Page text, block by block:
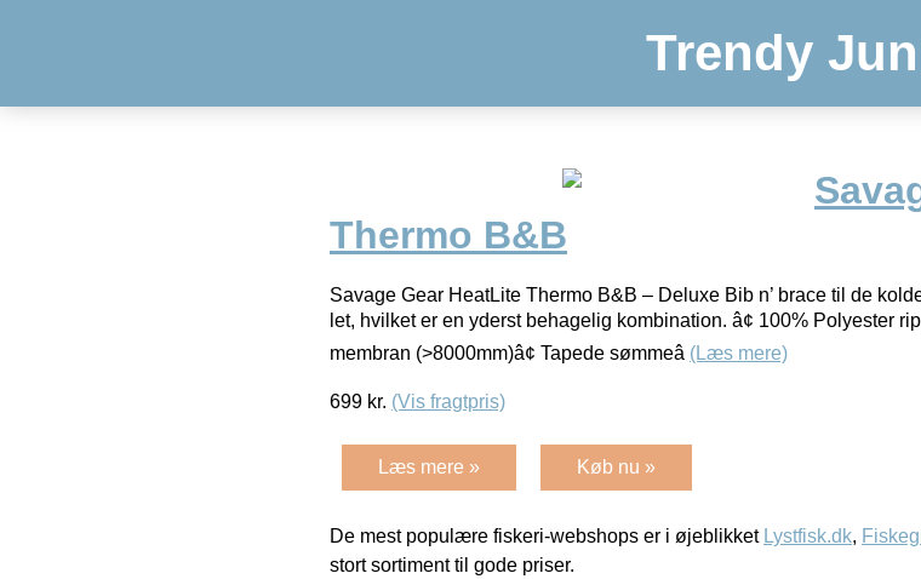
Trendy
Thermo B&B
Savage Gear HeatLite Thermo B&B – Deluxe Bib n’ brace til de
let, hvilket er en yderst behagelig kombination. â¢ 100% Polyester
membran (>8000mm)â¢ Tapede sømmeâ (Læs mere)
699 kr. (Vis fragtpris)
Læs mere » Køb nu »
De mest populære fiskeri-webshops er i øjeblikket Lystfisk.dk,
stort sortiment til gode priser.